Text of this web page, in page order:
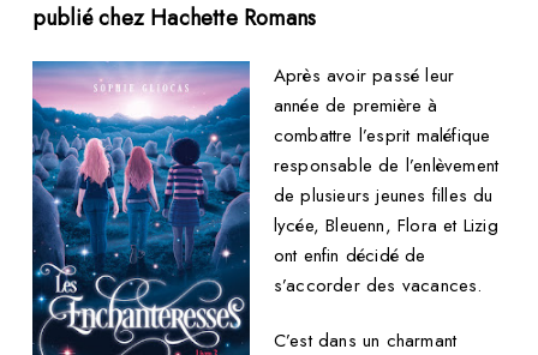
publié chez Hachette Romans
Après avoir passé leur
année de première à
combattre l’esprit maléfique
responsable de l’enlèvement
de plusieurs jeunes filles du
lycée, Bleuenn, Flora et Lizig
ont enfin décidé de
s’accorder des vacances.
C’est dans un charmant